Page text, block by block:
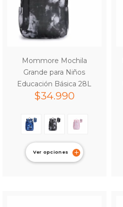
Mommore Mochila
Grande para Niños
Educación Básica 28L
$34.990
Ver opciones